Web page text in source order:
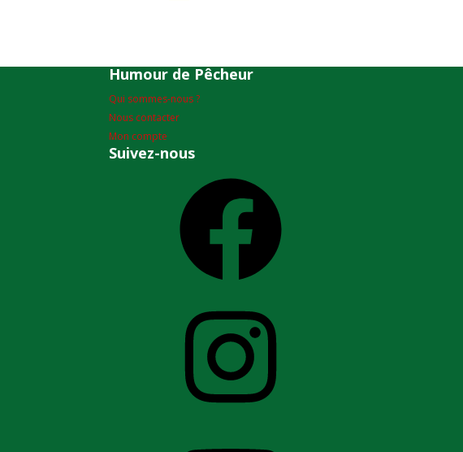
Humour de Pêcheur
Qui sommes-nous ?
Nous contacter
Mon compte
Suivez-nous